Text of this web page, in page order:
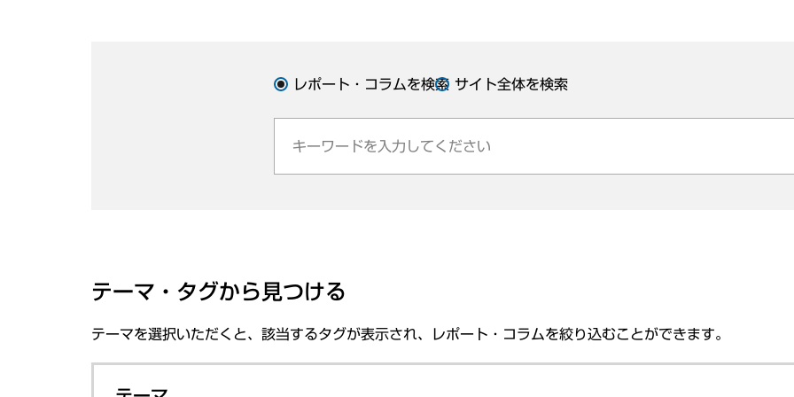
レポート・コラムを検索 サイト全体を検索
テーマ・タグから見つける
テーマを選択いただくと、該当するタグが表示され、レポート・コラムを絞り込むことができます。